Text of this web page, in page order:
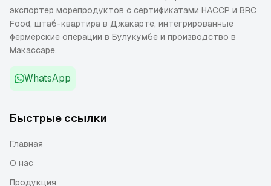
экспортер морепродуктов с сертификатами HACCP и BRC
Food, штаб-квартира в Джакарте, интегрированные
фермерские операции в Булукумбе и производство в
Макассаре.
WhatsApp
Быстрые ссылки
Главная
О нас
Продукция